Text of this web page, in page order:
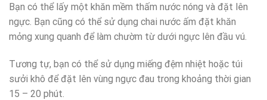
Bạn có thể lấy một khăn mềm thấm nước nóng và đặt lên
ngực. Bạn cũng có thể sử dụng chai nước ấm đặt khăn
mỏng xung quanh để làm chườm từ dưới ngực lên đầu vú.
Tương tự, bạn có thể sử dụng miếng đệm nhiệt hoặc túi
sưởi khô để đặt lên vùng ngực đau trong khoảng thời gian
15 – 20 phút.